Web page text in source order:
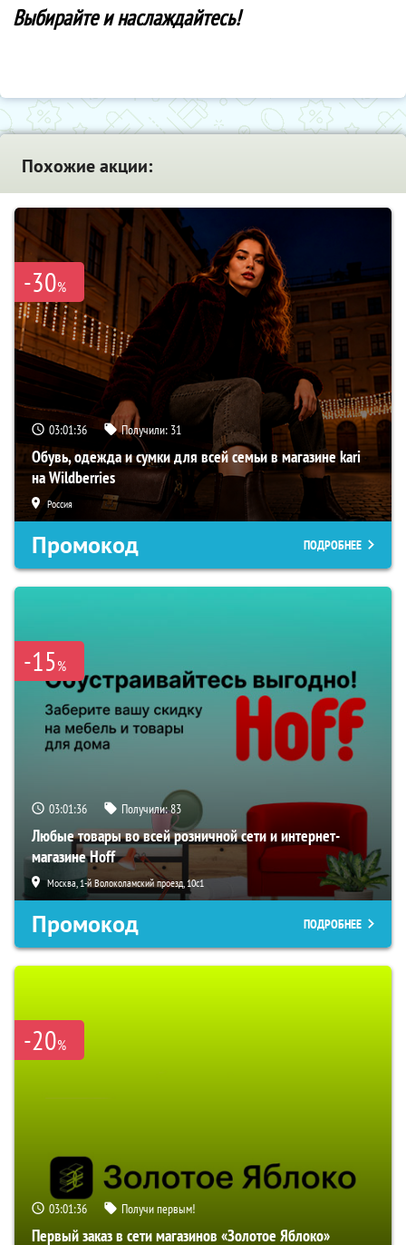
Выбирайте и наслаждайтесь!
Похожие акции:
-30%
03:01:35 Получили: 31
Обувь, одежда и сумки для всей семьи в магазине kari
на Wildberries
Россия
Промокод ПОДРОБНЕЕ
-15%
03:01:35 Получили:83
Любые товары во всей розничной сети и интернет-
магазине Hoff
Москва, 1-й Волоколамский проезд, 10с1
Промокод ПОДРОБНЕЕ
-20%
03:01:35 Получи первым!
Первый заказ в сети магазинов «Золотое Яблоко»